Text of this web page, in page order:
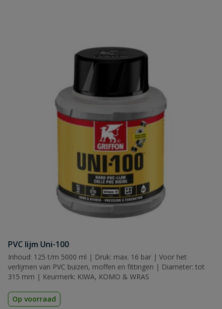
PVC lijm Uni-100
Inhoud: 125 t/m 5000 ml | Druk: max. 16 bar | Voor het
verlijmen van PVC buizen, moffen en fittingen | Diameter: tot
315 mm | Keurmerk: KIWA, KOMO & WRAS
Op voorraad